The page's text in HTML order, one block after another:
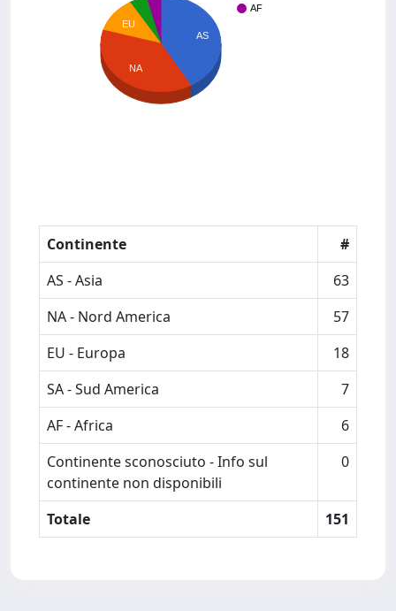
AF
AS
EU
NA
Continente
#
AS - Asia
63
NA - Nord America
57
EU - Europa
18
SA - Sud America
7
AF - Africa
6
Continente sconosciuto - Info sul
continente non disponibili
0
Totale 151